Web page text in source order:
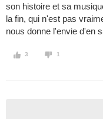
son histoire et sa
la fin, qui n'est pas
nous donne l'envie d'en
3 1